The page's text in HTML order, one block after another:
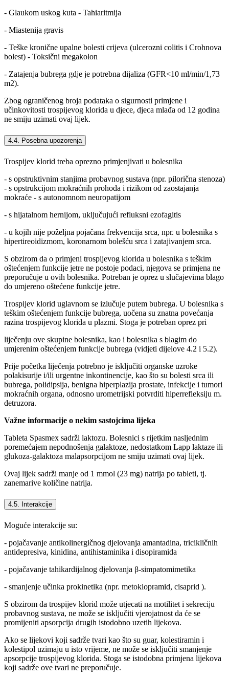
- Glaukom uskog kuta - Tahiaritmija
- Miastenija gravis
- Teške kronične upalne bolesti crijeva (ulcerozni colitis i Crohnova
bolest) - Toksični megakolon
- Zatajenja bubrega gdje je potrebna dijaliza (GFR<10 ml/min/1,73
m2).
Zbog ograničenog broja podataka o sigurnosti primjene i
učinkovitosti trospijevog klorida u djece, djeca mlađa od 12 godina
ne smiju uzimati ovaj lijek.
4.4. Posebna upozorenja
Trospijev klorid treba oprezno primjenjivati u bolesnika
- s opstruktivnim stanjima probavnog sustava (npr. pilorična stenoza)
- s opstrukcijom mokraćnih prohoda i rizikom od zaostajanja
mokraće - s autonomnom neuropatijom
- s hijatalnom hernijom, uključujući refluksni ezofagitis
- u kojih nije poželjna pojačana frekvencija srca, npr. u bolesnika s
hipertireoidizmom, koronarnom bolešću srca i zatajivanjem srca.
S obzirom da o primjeni trospijevog klorida u bolesnika s teškim
oštećenjem funkcije jetre ne postoje podaci, njegova se primjena ne
preporučuje u ovih bolesnika. Potreban je oprez u slučajevima blago
do umjereno oštećene funkcije jetre.
Trospijev klorid uglavnom se izlučuje putem bubrega. U bolesnika s
teškim oštećenjem funkcije bubrega, uočena su znatna povećanja
razina trospijevog klorida u plazmi. Stoga je potreban oprez pri
liječenju ove skupine bolesnika, kao i bolesnika s blagim do
umjerenim oštećenjem funkcije bubrega (vidjeti dijelove 4.2 i 5.2).
Prije početka liječenja potrebno je isključiti organske uzroke
polakisurije i/ili urgentne inkontinencije, kao što su bolesti srca ili
bubrega, polidipsija, benigna hiperplazija prostate, infekcije i tumori
mokraćnih organa, odnosno urometrijski potvrditi hiperrefleksiju m.
detruzora.
Važne informacije o nekim sastojcima lijeka
Tableta Spasmex sadrži laktozu. Bolesnici s rijetkim nasljednim
poremećajem nepodnošenja galaktoze, nedostatkom Lapp laktaze ili
glukoza-galaktoza malapsorpcijom ne smiju uzimati ovaj lijek.
Ovaj lijek sadrži manje od 1 mmol (23 mg) natrija po tableti, tj.
zanemarive količine natrija.
4.5. Interakcije
Moguće interakcije su:
- pojačavanje antikolinergičnog djelovanja amantadina, tricikličnih
antidepresiva, kinidina, antihistaminika i disopiramida
- pojačavanje tahikardijalnog djelovanja β-simpatomimetika
- smanjenje učinka prokinetika (npr. metoklopramid, cisaprid ).
S obzirom da trospijev klorid može utjecati na motilitet i sekreciju
probavnog sustava, ne može se isključiti vjerojatnost da će se
promijeniti apsorpcija drugih istodobno uzetih lijekova.
Ako se lijekovi koji sadrže tvari kao što su guar, kolestiramin i
kolestipol uzimaju u isto vrijeme, ne može se isključiti smanjenje
apsorpcije trospijevog klorida. Stoga se istodobna primjena lijekova
koji sadrže ove tvari ne preporučuje.